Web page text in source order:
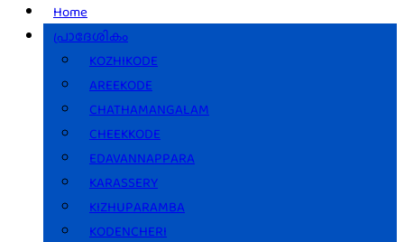
Home
പ്രാദേശികം
KOZHIKODE
AREEKODE
CHATHAMANGALAM
CHEEKKODE
EDAVANNAPPARA
KARASSERY
KIZHUPARAMBA
KODENCHERI